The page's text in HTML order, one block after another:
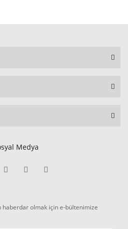
Medya
olmak için e-bültenimize